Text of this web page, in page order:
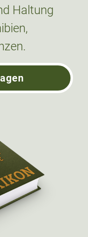
Haltung